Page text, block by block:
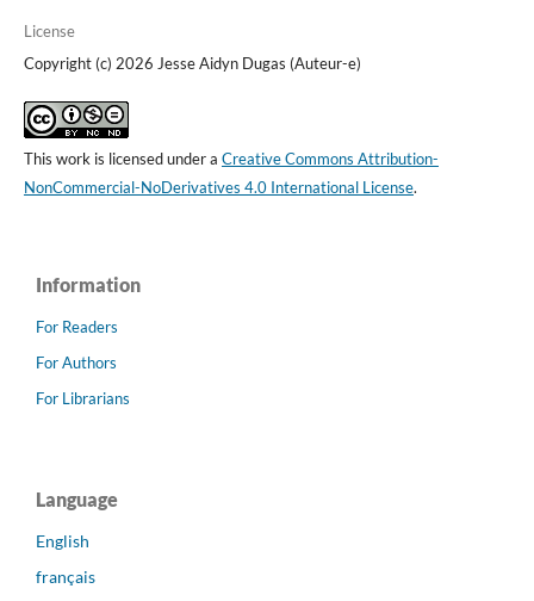
License
Copyright (c) 2026 Jesse Aidyn Dugas (Auteur-e)
This work is licensed under a Creative Commons Attribution-
NonCommercial-NoDerivatives 4.0 International License.
Information
For Readers
For Authors
For Librarians
Language
English
français